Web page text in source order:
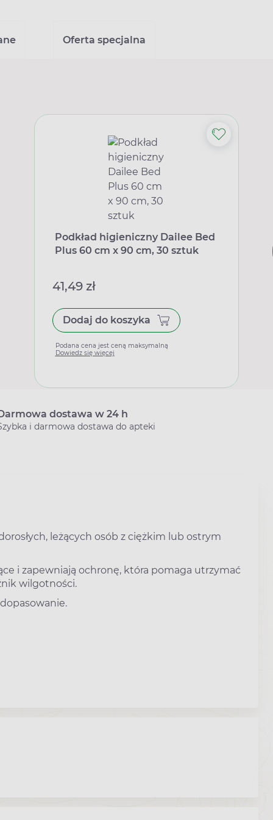
Oferta specjalna
Podkład higieniczny Dailee Bed
Plus 60 cm x 90 cm, 30 sztuk
41,49 zł
Dodaj do koszyka
Podana cena jest ceną maksymalną
Dowiedz się więcej
dostawa w 24 h
i darmowa dostawa do apteki
leżących osób z ciężkim lub ostrym
i zapewniają ochronę, która pomaga utrzymać
wilgotności.